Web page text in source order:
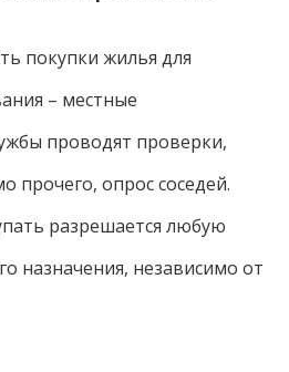
покупки жилья для
– местные
проводят проверки,
опрос соседей.
разрешается любую
назначения, независимо от